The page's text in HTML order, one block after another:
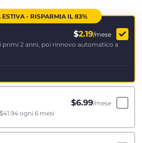
ESTIVA - RISPARMIA IL 83%
$2.19/mese
primi 2 anni, poi rinnovo automatico a
$6.99/mese
$41.94 ogni 6 mesi